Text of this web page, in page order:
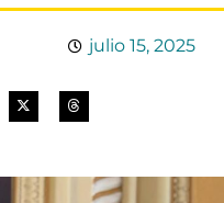
julio 15, 2025